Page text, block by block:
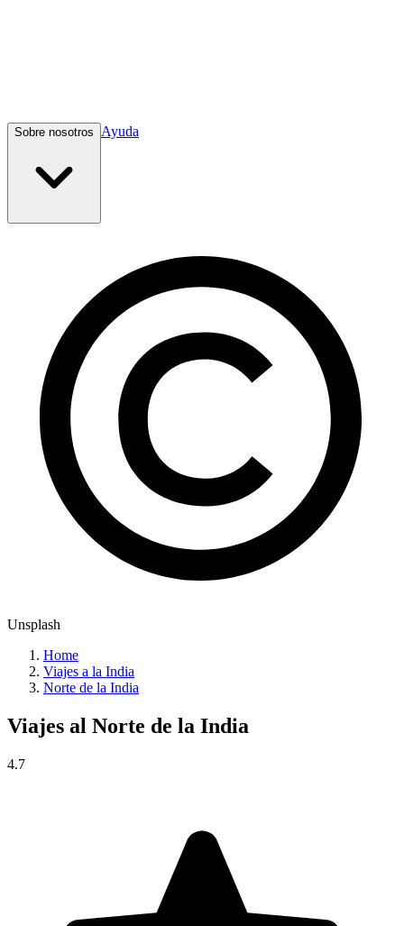
Sobre nosotros Ayuda
Unsplash
Home
Viajes a la India
Norte de la India
Viajes al Norte de la India
4.7